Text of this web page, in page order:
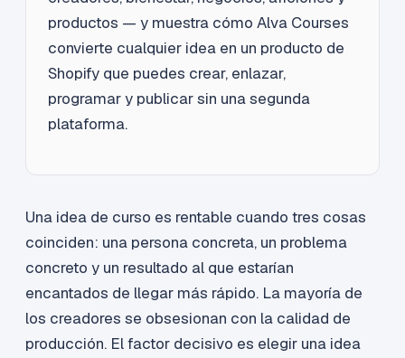
productos — y muestra cómo Alva Courses
convierte cualquier idea en un producto de
Shopify que puedes crear, enlazar,
programar y publicar sin una segunda
plataforma.
Una idea de curso es rentable cuando tres cosas
coinciden: una persona concreta, un problema
concreto y un resultado al que estarían
encantados de llegar más rápido. La mayoría de
los creadores se obsesionan con la calidad de
producción. El factor decisivo es elegir una idea